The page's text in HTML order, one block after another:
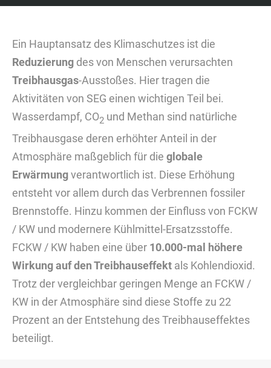
Ein Hauptansatz des Klimaschutzes ist die
Reduzierung des von Menschen verursachten
Treibhausgas-Ausstoßes. Hier tragen die
Aktivitäten von SEG einen wichtigen Teil bei.
Wasserdampf, CO2 und Methan sind natürliche
Treibhausgase deren erhöhter Anteil in der
Atmosphäre maßgeblich für die globale
Erwärmungverantwortlich ist. Diese Erhöhung
entsteht vor allem durch das Verbrennen fossiler
Brennstoffe. Hinzu kommen der Einfluss von FCKW
/ KW und modernere Kühlmittel-Ersatzsstoffe.
FCKW / KW haben eine über 10.000-mal höhere
Wirkung auf den Treibhauseffekt als Kohlendioxid.
Trotz der vergleichbar geringen Menge an FCKW /
KW in der Atmosphäre sind diese Stoffe zu 22
Prozent an der Entstehung des Treibhauseffektes
beteiligt.